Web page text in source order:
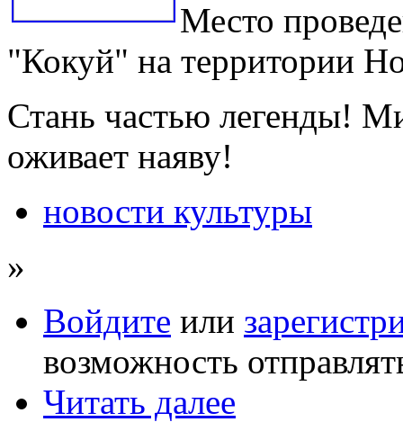
Место
"Кокуй" на территории
Стань частью легенды!
оживает наяву!
новости культуры
»
Войдите или
возможность
Читать далее